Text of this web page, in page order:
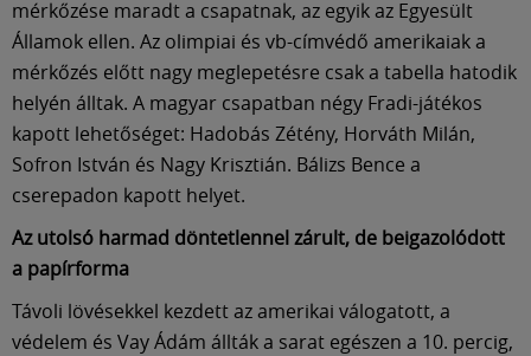
mérkőzése maradt a csapatnak, az egyik az Egyesült
Államok ellen. Az olimpiai és vb-címvédő amerikaiak a
mérkőzés előtt nagy meglepetésre csak a tabella hatodik
helyén álltak. A magyar csapatban négy Fradi-játékos
kapott lehetőséget: Hadobás Zétény, Horváth Milán,
Sofron István és Nagy Krisztián. Bálizs Bence a
cserepadon kapott helyet.
Az utolsó harmad döntetlennel zárult, de beigazolódott
a papírforma
Távoli lövésekkel kezdett az amerikai válogatott, a
védelem és Vay Ádám állták a sarat egészen a 10. percig,
Múzeum
English